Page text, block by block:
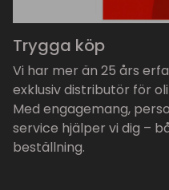
Trygga köp
Vi har mer än 25 års
exklusiv distributör för
Med engagemang,
service hjälper vi dig –
beställning.